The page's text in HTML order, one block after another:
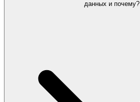
данных и почему?